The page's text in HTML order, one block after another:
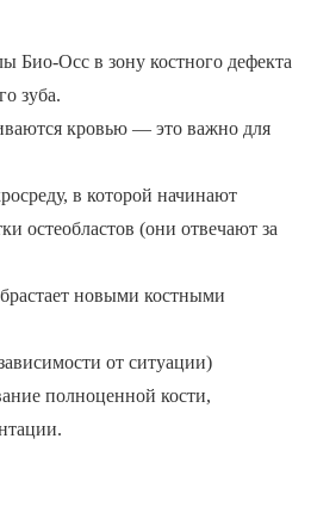
Био-Осс в зону костного дефекта
зуба.
кровью — это важно для
в которой начинают
остеобластов (они отвечают за
новыми костными
от ситуации)
полноценной кости,